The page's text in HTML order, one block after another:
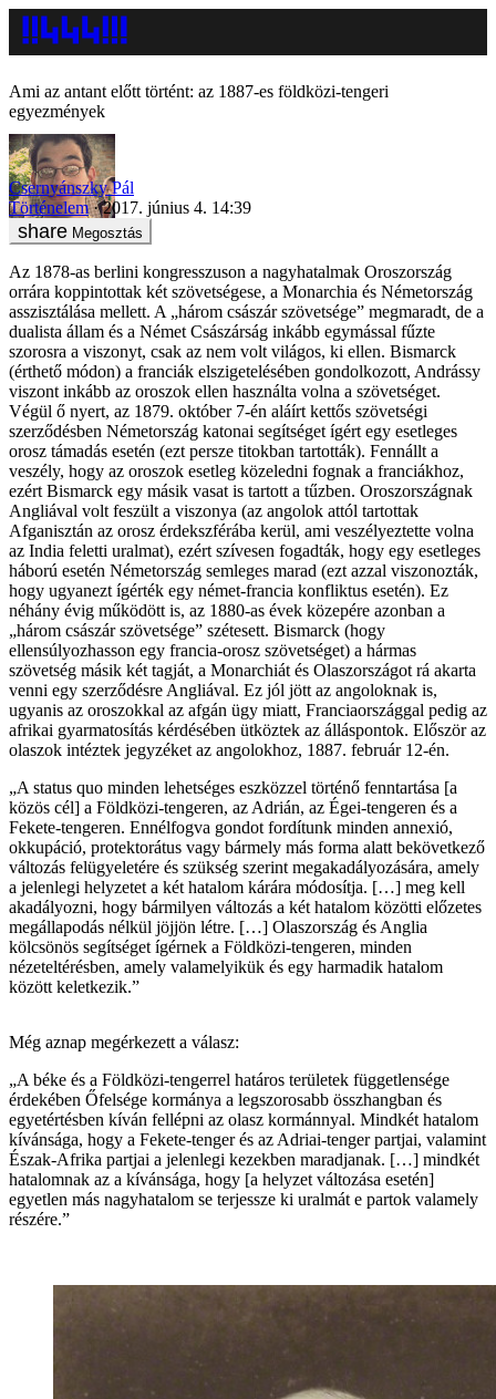
Ami az antant előtt történt: az 1887-es földközi-tengeri
egyezmények
Csernyánszky Pál
Történelem
2017. június 4. 14:39
Megosztás
Az 1878-as berlini kongresszuson a nagyhatalmak Oroszország
orrára koppintottak két szövetségese, a Monarchia és Németország
asszisztálása mellett. A „három császár szövetsége” megmaradt, de a
dualista állam és a Német Császárság inkább egymással fűzte
szorosra a viszonyt, csak az nem volt világos, ki ellen. Bismarck
(érthető módon) a franciák elszigetelésében gondolkozott, Andrássy
viszont inkább az oroszok ellen használta volna a szövetséget.
Végül ő nyert, az 1879. október 7-én aláírt kettős szövetségi
szerződésben Németország katonai segítséget ígért egy esetleges
orosz támadás esetén (ezt persze titokban tartották). Fennállt a
veszély, hogy az oroszok esetleg közeledni fognak a franciákhoz,
ezért Bismarck egy másik vasat is tartott a tűzben. Oroszországnak
Angliával volt feszült a viszonya (az angolok attól tartottak
Afganisztán az orosz érdekszférába kerül, ami veszélyeztette volna
az India feletti uralmat), ezért szívesen fogadták, hogy egy esetleges
háború esetén Németország semleges marad (ezt azzal viszonozták,
hogy ugyanezt ígérték egy német-francia konfliktus esetén). Ez
néhány évig működött is, az 1880-as évek közepére azonban a
„három császár szövetsége” szétesett. Bismarck (hogy
ellensúlyozhasson egy francia-orosz szövetséget) a hármas
szövetség másik két tagját, a Monarchiát és Olaszországot rá akarta
venni egy szerződésre Angliával. Ez jól jött az angoloknak is,
ugyanis az oroszokkal az afgán ügy miatt, Franciaországgal pedig az
afrikai gyarmatosítás kérdésében ütköztek az álláspontok. Először az
olaszok intéztek jegyzéket az angolokhoz, 1887. február 12-én.
„A status quo minden lehetséges eszközzel történő fenntartása [a
közös cél] a Földközi-tengeren, az Adrián, az Égei-tengeren és a
Fekete-tengeren. Ennélfogva gondot fordítunk minden annexió,
okkupáció, protektorátus vagy bármely más forma alatt bekövetkező
változás felügyeletére és szükség szerint megakadályozására, amely
a jelenlegi helyzetet a két hatalom kárára módosítja. […] meg kell
akadályozni, hogy bármilyen változás a két hatalom közötti előzetes
megállapodás nélkül jöjjön létre. […] Olaszország és Anglia
kölcsönös segítséget ígérnek a Földközi-tengeren, minden
nézeteltérésben, amely valamelyikük és egy harmadik hatalom
között keletkezik.”
Még aznap megérkezett a válasz:
„A béke és a Földközi-tengerrel határos területek függetlensége
érdekében Őfelsége kormánya a legszorosabb összhangban és
egyetértésben kíván fellépni az olasz kormánnyal. Mindkét hatalom
kívánsága, hogy a Fekete-tenger és az Adriai-tenger partjai, valamint
Észak-Afrika partjai a jelenlegi kezekben maradjanak. […] mindkét
hatalomnak az a kívánsága, hogy [a helyzet változása esetén]
egyetlen más nagyhatalom se terjessze ki uralmát e partok valamely
részére.”